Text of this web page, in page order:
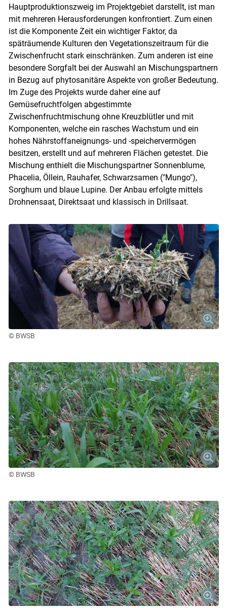
Hauptproduktionszweig im Projektgebiet darstellt, ist man
mit mehreren Herausforderungen konfrontiert. Zum einen
ist die Komponente Zeit ein wichtiger Faktor, da
späträumende Kulturen den Vegetationszeitraum für die
Zwischenfrucht stark einschränken. Zum anderen ist eine
besondere Sorgfalt bei der Auswahl an Mischungspartnern
in Bezug auf phytosanitäre Aspekte von großer Bedeutung.
Im Zuge des Projekts wurde daher eine auf
Gemüsefruchtfolgen abgestimmte
Zwischenfruchtmischung ohne Kreuzblütler und mit
Komponenten, welche ein rasches Wachstum und ein
hohes Nährstoffaneignungs- und -speichervermögen
besitzen, erstellt und auf mehreren Flächen getestet. Die
Mischung enthielt die Mischungspartner Sonnenblume,
Phacelia, Öllein, Rauhafer, Schwarzsamen ("Mungo"),
Sorghum und blaue Lupine. Der Anbau erfolgte mittels
Drohnensaat, Direktsaat und klassisch in Drillsaat.
© BWSB
© BWSB